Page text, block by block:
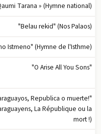
Tarana » (Hymne national)
"Belau rekid" (Nos Palaos)
Istmeno" (Hymne de l'Isthme)
"O Arise All You Sons"
Republica o muerte!"
La République ou la
mort !)